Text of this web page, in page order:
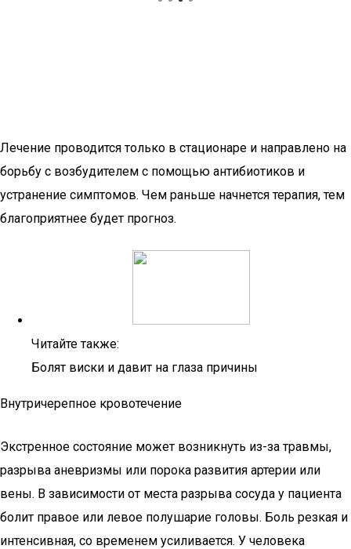
Лечение проводится только в стационаре и направлено на
борьбу с возбудителем с помощью антибиотиков и
устранение симптомов. Чем раньше начнется терапия, тем
благоприятнее будет прогноз.
Читайте также:
Болят виски и давит на глаза причины
Внутричерепное кровотечение
Экстренное состояние может возникнуть из-за травмы,
разрыва аневризмы или порока развития артерии или
вены. В зависимости от места разрыва сосуда у пациента
болит правое или левое полушарие головы. Боль резкая и
интенсивная, со временем усиливается. У человека